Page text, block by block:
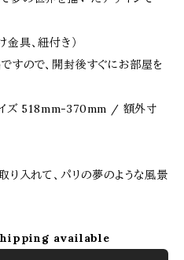
具、紐付き）
すので、開封後すぐにお部屋を
ズ 518mm-370mm / 額外寸
入れて、パリの夢のような風景
available